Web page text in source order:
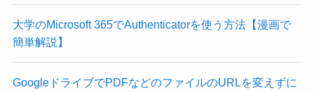
大学のMicrosoft 365でAuthenticatorを使う方法【漫画で
簡単解説】
GoogleドライブでPDFなどのファイルのURLを変えずに